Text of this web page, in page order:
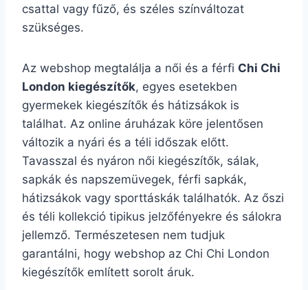
csattal vagy fűző, és széles színváltozat
szükséges.
Az webshop megtalálja a női és a férfi Chi Chi
London kiegészítők, egyes esetekben
gyermekek kiegészítők és hátizsákok is
találhat. Az online áruházak köre jelentősen
változik a nyári és a téli időszak előtt.
Tavasszal és nyáron női kiegészítők, sálak,
sapkák és napszemüvegek, férfi sapkák,
hátizsákok vagy sporttáskák találhatók. Az őszi
és téli kollekció tipikus jelzőfényekre és sálokra
jellemző. Természetesen nem tudjuk
garantálni, hogy webshop az Chi Chi London
kiegészítők említett sorolt áruk.